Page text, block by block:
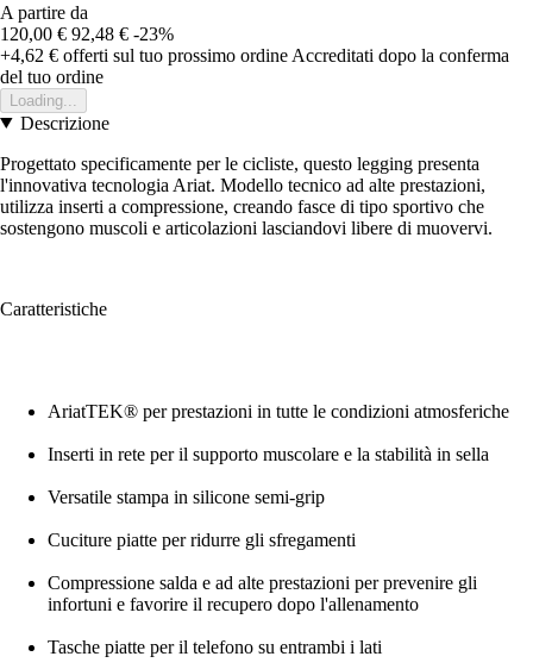
A partire da
120,00 € 92,48 € -23%
+4,62 € offerti sul tuo prossimo ordine Accreditati dopo la conferma
del tuo ordine
Loading...
Descrizione
Progettato specificamente per le cicliste, questo legging presenta
l'innovativa tecnologia Ariat. Modello tecnico ad alte prestazioni,
utilizza inserti a compressione, creando fasce di tipo sportivo che
sostengono muscoli e articolazioni lasciandovi libere di muovervi.
Caratteristiche
AriatTEK® per prestazioni in tutte le condizioni atmosferiche
Inserti in rete per il supporto muscolare e la stabilità in sella
Versatile stampa in silicone semi-grip
Cuciture piatte per ridurre gli sfregamenti
Compressione salda e ad alte prestazioni per prevenire gli
infortuni e favorire il recupero dopo l'allenamento
Tasche piatte per il telefono su entrambi i lati